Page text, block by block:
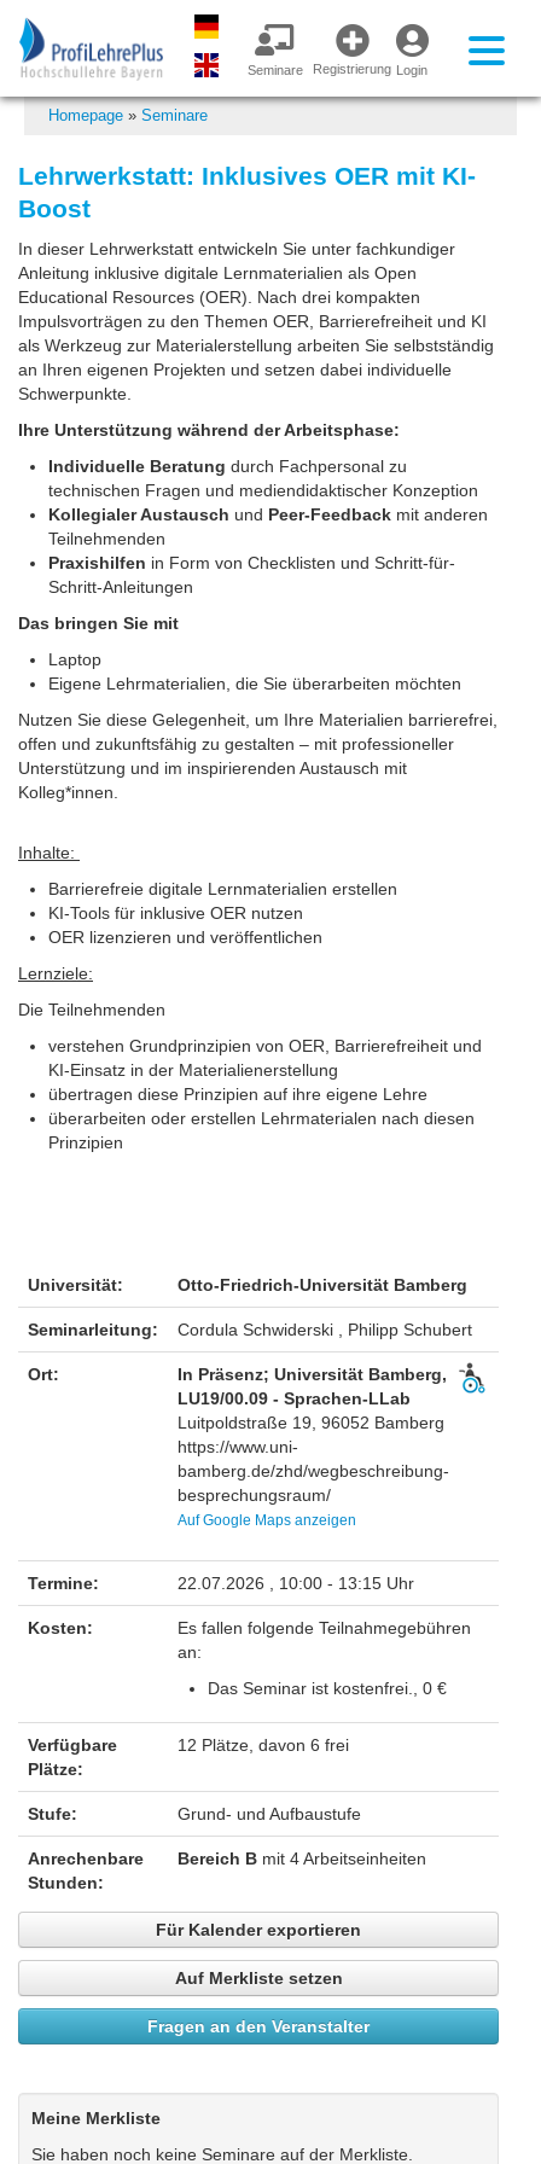
Login
Registrierung
Seminare
Homepage » Seminare
Lehrwerkstatt: Inklusives OER mit KI-
Boost
In dieser Lehrwerkstatt entwickeln Sie unter fachkundiger
Anleitung inklusive digitale Lernmaterialien als Open
Educational Resources (OER). Nach drei kompakten
Impulsvorträgen zu den Themen OER, Barrierefreiheit und KI
als Werkzeug zur Materialerstellung arbeiten Sie selbstständig
an Ihren eigenen Projekten und setzen dabei individuelle
Schwerpunkte.
Ihre Unterstützung während der Arbeitsphase:
Individuelle Beratung durch Fachpersonal zu
technischen Fragen und mediendidaktischer Konzeption
Kollegialer Austausch und Peer-Feedback mit anderen
Teilnehmenden
Praxishilfen in Form von Checklisten und Schritt-für-
Schritt-Anleitungen
Das bringen Sie mit
Laptop
Eigene Lehrmaterialien, die Sie überarbeiten möchten
Nutzen Sie diese Gelegenheit, um Ihre Materialien barrierefrei,
offen und zukunftsfähig zu gestalten – mit professioneller
Unterstützung und im inspirierenden Austausch mit
Kolleg*innen.
Inhalte:
Barrierefreie digitale Lernmaterialien erstellen
KI-Tools für inklusive OER nutzen
OER lizenzieren und veröffentlichen
Lernziele:
Die Teilnehmenden
verstehen Grundprinzipien von OER, Barrierefreiheit und
KI-Einsatz in der Materialienerstellung
übertragen diese Prinzipien auf ihre eigene Lehre
überarbeiten oder erstellen Lehrmaterialen nach diesen
Prinzipien
Universität: Otto-Friedrich-Universität Bamberg
Seminarleitung: Cordula Schwiderski , Philipp Schubert
Ort:
In Präsenz; Universität Bamberg,
LU19/00.09 - Sprachen-LLab
Luitpoldstraße 19, 96052 Bamberg
https://www.uni-
bamberg.de/zhd/wegbeschreibung-
besprechungsraum/
Auf Google Maps anzeigen
Termine: 22.07.2026 , 10:00 - 13:15 Uhr
Kosten:
Es fallen folgende Teilnahmegebühren
an:
Das Seminar ist kostenfrei., 0 €
Verfügbare
Plätze:
12 Plätze, davon 6 frei
Stufe: Grund- und Aufbaustufe
Anrechenbare
Stunden:
Bereich B mit 4 Arbeitseinheiten
Für Kalender exportieren
Auf Merkliste setzen
Fragen an den Veranstalter
Meine Merkliste
Sie haben noch keine Seminare auf der Merkliste.